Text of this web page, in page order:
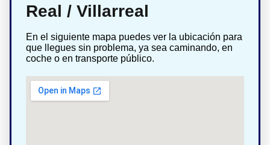
Real / Villarreal
En el siguiente mapa puedes ver la ubicación para
que llegues sin problema, ya sea caminando, en
coche o en transporte público.